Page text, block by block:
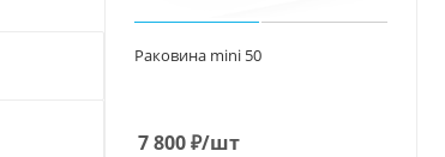
Раковина mini 50
7 800₽/шт